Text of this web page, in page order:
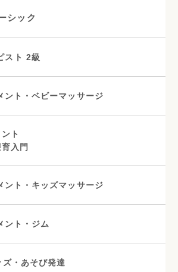
シック
スト 2級
ント・ベビーマッサージ
ト
入門
ント・キッズマッサージ
ント・ジム
・あそび発達